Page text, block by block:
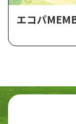
エコパ